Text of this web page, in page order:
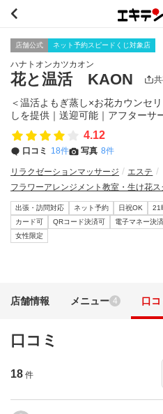
店舗公式 ネット予約スピードくじ対象店
ハナトオンカツカオン
花と温活 KAON
＜温活よもぎ蒸し×お花カウンセ
しを提供｜送迎可能｜アフターサ
4.12
口コミ 18件 写真 8件
リラクゼーションマッサージ
エステ
フラワーアレンジメント教室・生け花ス
出張・訪問対応 ネット予約 日祝OK 21
カード可
QRコード決済可 電子マネー決
女性限定
店舗情報 メニュー 4 口コ
口コミ
18 件